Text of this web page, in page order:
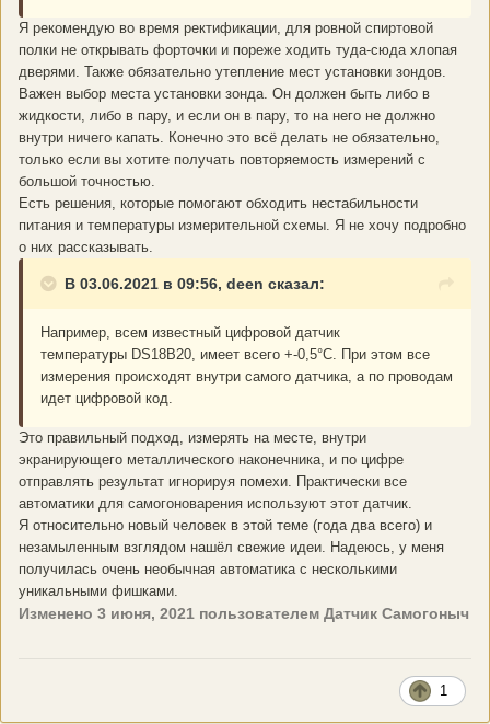
Я рекомендую во время ректификации, для ровной спиртовой
полки не открывать форточки и пореже ходить туда-сюда хлопая
дверями. Также обязательно утепление мест установки зондов.
Важен выбор места установки зонда. Он должен быть либо в
жидкости, либо в пару, и если он в пару, то на него не должно
внутри ничего капать. Конечно это всё делать не обязательно,
только если вы хотите получать повторяемость измерений с
большой точностью.
Есть решения, которые помогают обходить нестабильности
питания и температуры измерительной схемы. Я не хочу подробно
о них рассказывать.
В 03.06.2021 в 09:56, deen сказал:
Например, всем известный цифровой датчик
температуры DS18B20, имеет всего +-0,5°С. При этом все
измерения происходят внутри самого датчика, а по проводам
идет цифровой код.
Это правильный подход, измерять на месте, внутри
экранирующего металлического наконечника, и по цифре
отправлять результат игнорируя помехи. Практически все
автоматики для самогоноварения используют этот датчик.
Я относительно новый человек в этой теме (года два всего) и
незамыленным взглядом нашёл свежие идеи. Надеюсь, у меня
получилась очень необычная автоматика с несколькими
уникальными фишками.
Изменено 3 июня, 2021 пользователем Датчик Самогоныч
1